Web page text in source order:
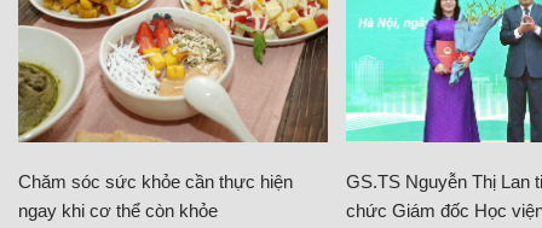
Chăm sóc sức khỏe cần thực hiện
ngay khi cơ thể còn khỏe
GS.TS Nguyễn Thị Lan
chức Giám đốc Học